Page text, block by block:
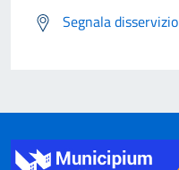
Segnala disservizio